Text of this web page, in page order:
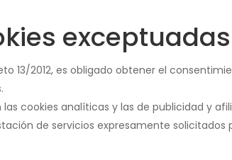
exceptuadas
13/2012, es obligado obtener el
cookies analíticas y las de publicidad y
de servicios expresamente solicitados